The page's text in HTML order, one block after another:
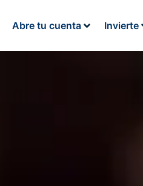
Abre tu cuenta Invierte